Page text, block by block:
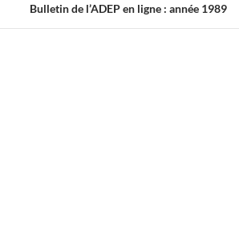
Bulletin de l’ADEP en ligne : année 1989